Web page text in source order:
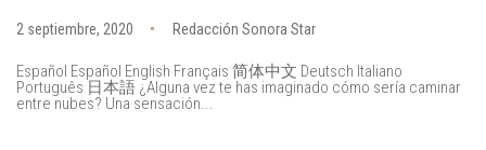
2 septiembre, 2020 Redacción Sonora Star
Español Español English Français 简体中文 Deutsch Italiano
Português 日本語 ¿Alguna vez te has imaginado cómo sería caminar
entre nubes? Una sensación...